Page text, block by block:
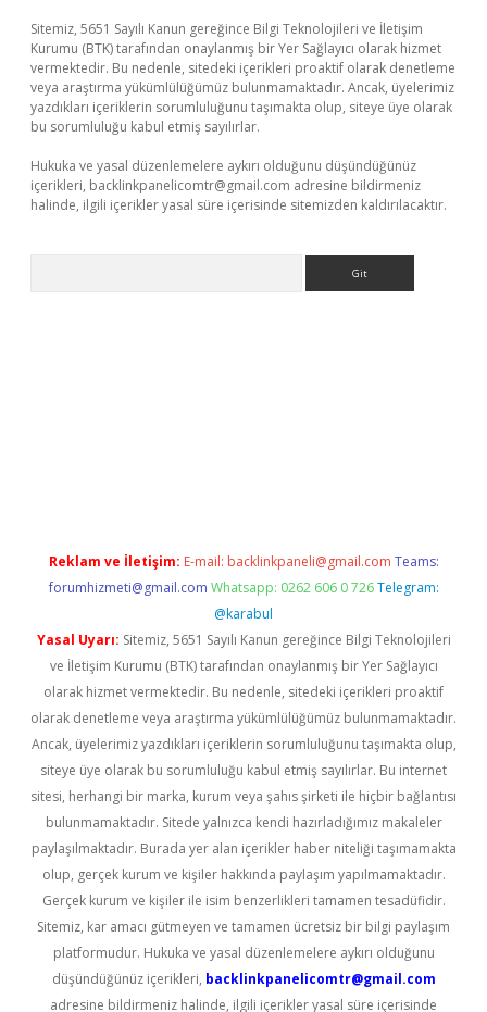
Sitemiz, 5651 Sayılı Kanun gereğince Bilgi Teknolojileri ve İletişim
Kurumu (BTK) tarafından onaylanmış bir Yer Sağlayıcı olarak hizmet
vermektedir. Bu nedenle, sitedeki içerikleri proaktif olarak denetleme
veya araştırma yükümlülüğümüz bulunmamaktadır. Ancak, üyelerimiz
yazdıkları içeriklerin sorumluluğunu taşımakta olup, siteye üye olarak
bu sorumluluğu kabul etmiş sayılırlar.
Hukuka ve yasal düzenlemelere aykırı olduğunu düşündüğünüz
içerikleri, backlinkpanelicomtr@gmail.com adresine bildirmeniz
halinde, ilgili içerikler yasal süre içerisinde sitemizden kaldırılacaktır.
Reklam ve İletişim: E-mail: backlinkpaneli@gmail.com Teams:
forumhizmeti@gmail.com Whatsapp: 0262 606 0 726 Telegram:
@karabul
Yasal Uyarı: Sitemiz, 5651 Sayılı Kanun gereğince Bilgi Teknolojileri
ve İletişim Kurumu (BTK) tarafından onaylanmış bir Yer Sağlayıcı
olarak hizmet vermektedir. Bu nedenle, sitedeki içerikleri proaktif
olarak denetleme veya araştırma yükümlülüğümüz bulunmamaktadır.
Ancak, üyelerimiz yazdıkları içeriklerin sorumluluğunu taşımakta olup,
siteye üye olarak bu sorumluluğu kabul etmiş sayılırlar. Bu internet
sitesi, herhangi bir marka, kurum veya şahıs şirketi ile hiçbir bağlantısı
bulunmamaktadır. Sitede yalnızca kendi hazırladığımız makaleler
paylaşılmaktadır. Burada yer alan içerikler haber niteliği taşımamakta
olup, gerçek kurum ve kişiler hakkında paylaşım yapılmamaktadır.
Gerçek kurum ve kişiler ile isim benzerlikleri tamamen tesadüfidir.
Sitemiz, kar amacı gütmeyen ve tamamen ücretsiz bir bilgi paylaşım
platformudur. Hukuka ve yasal düzenlemelere aykırı olduğunu
düşündüğünüz içerikleri, backlinkpanelicomtr@gmail.com
adresine bildirmeniz halinde, ilgili içerikler yasal süre içerisinde